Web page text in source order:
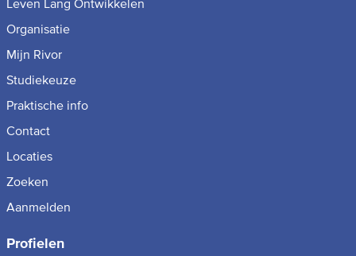
Leven Lang Ontwikkelen
Organisatie
Mijn Rivor
Studiekeuze
Praktische info
Contact
Locaties
Zoeken
Aanmelden
Profielen